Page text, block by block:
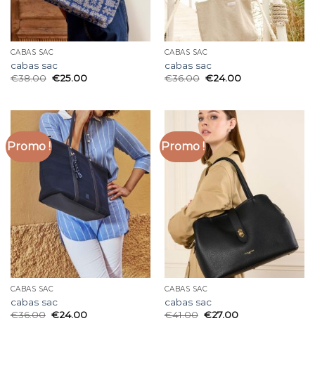
CABAS SAC
cabas sac
€38.00 €25.00
CABAS SAC
cabas sac
€36.00 €24.00
Promo !
CABAS SAC
cabas sac
€36.00 €24.00
Promo !
CABAS SAC
cabas sac
€41.00 €27.00